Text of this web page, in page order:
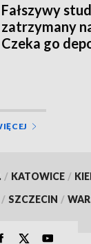
Fałszywy
zatrzymany
Czeka go
/ KATOWICE /
/ SZCZECIN /